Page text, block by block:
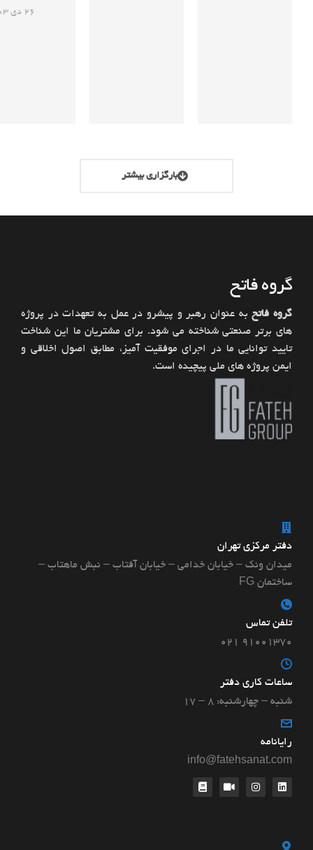
26 دی 1403
بارگزاری بیشتر
گروه فاتح
گروه فاتح به عنوان رهبر و پیشرو در عمل به تعهدات در پروژه
های برتر صنعتی شناخته می شود. برای مشتریان ما این شناخت
تایید توانایی ما در اجرای موفقیت آمیز، مطابق اصول اخلاقی و
ایمن پروژه های ملی پیچیده است.
دفتر مرکزی تهران
میدان ونک – خیابان خدامی – خیابان آفتاب – نبش ماهتاب –
ساختمان FG
تلفن تماس
۹۱۰۰۱۳۷۰ ۰۲۱
ساعات کاری دفتر
شنبه – چهارشنبه: ۸ – ۱۷
رایانامه
info@fatehsanat.com